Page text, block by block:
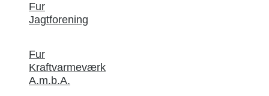
Fur
Jagtforening
Fur
Kraftvarmeværk
A.m.b.A.